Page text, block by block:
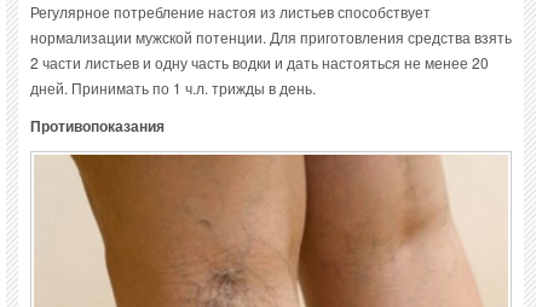
Регулярное потребление настоя из листьев способствует
нормализации мужской потенции. Для приготовления средства взять
2 части листьев и одну часть водки и дать настояться не менее 20
дней. Принимать по 1 ч.л. трижды в день.
Противопоказания